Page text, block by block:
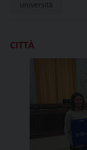
università
CITTÀ